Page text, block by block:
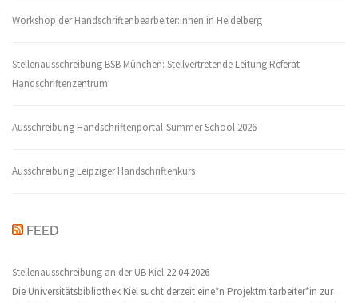
Workshop der Handschriftenbearbeiter:innen in Heidelberg
Stellenausschreibung BSB München: Stellvertretende Leitung Referat
Handschriftenzentrum
Ausschreibung Handschriftenportal-Summer School 2026
Ausschreibung Leipziger Handschriftenkurs
FEED
Stellenausschreibung an der UB Kiel 22.04.2026
Die Universitätsbibliothek Kiel sucht derzeit eine*n Projektmitarbeiter*in zur